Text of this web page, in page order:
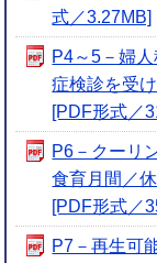
式／3.27MB]
P4～5－婦
症検診を受
[PDF形式／
P6－クーリ
食育月間／
[PDF形式／
P7－再生可